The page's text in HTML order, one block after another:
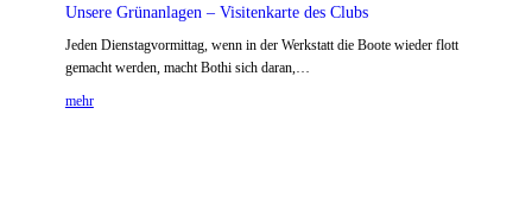
Unsere Grünanlagen – Visitenkarte des Clubs
Jeden Dienstagvormittag, wenn in der Werkstatt die Boote wieder flott
gemacht werden, macht Bothi sich daran,…
mehr